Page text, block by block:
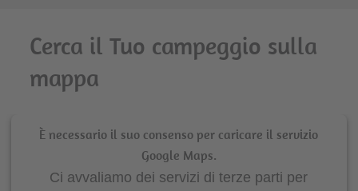
Cerca il Tuo campeggio sulla
mappa
È necessario il suo consenso per caricare il servizio
Google Maps.
Ci avvaliamo dei servizi di terze parti per